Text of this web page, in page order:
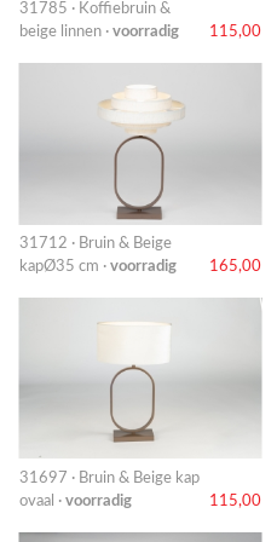
31785 · Koffiebruin &
beige linnen · voorradig 115,00
31712 · Bruin & Beige
kapØ35 cm · voorradig 165,00
31697 · Bruin & Beige kap
ovaal · voorradig 115,00